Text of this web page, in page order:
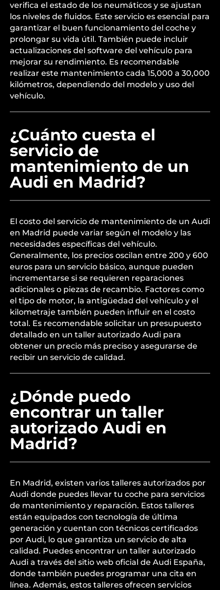
verifica el estado de los neumáticos y se ajustan
los niveles de fluidos. Este servicio es esencial para
garantizar el buen funcionamiento del coche y
prolongar su vida útil. También puede incluir
actualizaciones del software del vehículo para
mejorar su rendimiento. Es recomendable
realizar este mantenimiento cada 15,000 a 30,000
kilómetros, dependiendo del modelo y uso del
vehículo.
¿Cuánto cuesta el
servicio de
mantenimiento de un
Audi en Madrid?
El costo del servicio de mantenimiento de un Audi
en Madrid puede variar según el modelo y las
necesidades específicas del vehículo.
Generalmente, los precios oscilan entre 200 y 600
euros para un servicio básico, aunque pueden
incrementarse si se requieren reparaciones
adicionales o piezas de recambio. Factores como
el tipo de motor, la antigüedad del vehículo y el
kilometraje también pueden influir en el costo
total. Es recomendable solicitar un presupuesto
detallado en un taller autorizado Audi para
obtener un precio más preciso y asegurarse de
recibir un servicio de calidad.
¿Dónde puedo
encontrar un taller
autorizado Audi en
Madrid?
En Madrid, existen varios talleres autorizados por
Audi donde puedes llevar tu coche para servicios
de mantenimiento y reparación. Estos talleres
están equipados con tecnología de última
generación y cuentan con técnicos certificados
por Audi, lo que garantiza un servicio de alta
calidad. Puedes encontrar un taller autorizado
Audi a través del sitio web oficial de Audi España,
donde también puedes programar una cita en
línea. Además, estos talleres ofrecen servicios